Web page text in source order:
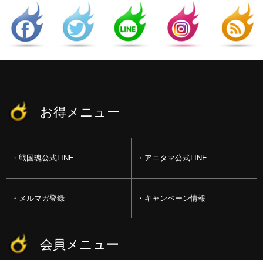
お得メニュー
戦国魂公式LINE アニタマ公式LINE
メルマガ登録 キャンペーン情報
会員メニュー